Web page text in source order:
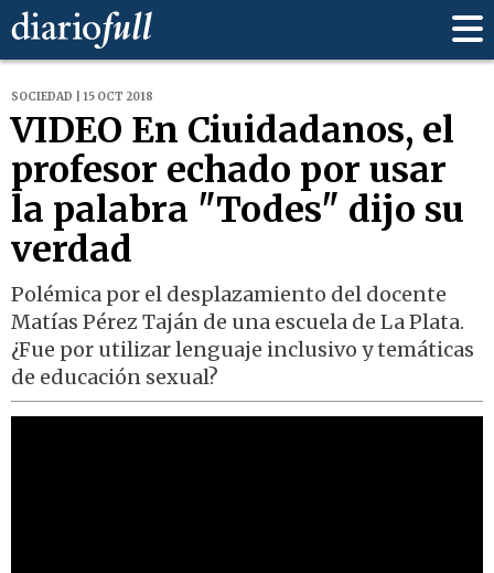
SOCIEDAD | 15 OCT 2018
VIDEO En Ciuidadanos, el
profesor echado por usar
la palabra "Todes" dijo su
verdad
Polémica por el desplazamiento del docente
Matías Pérez Taján de una escuela de La Plata.
¿Fue por utilizar lenguaje inclusivo y temáticas
de educación sexual?